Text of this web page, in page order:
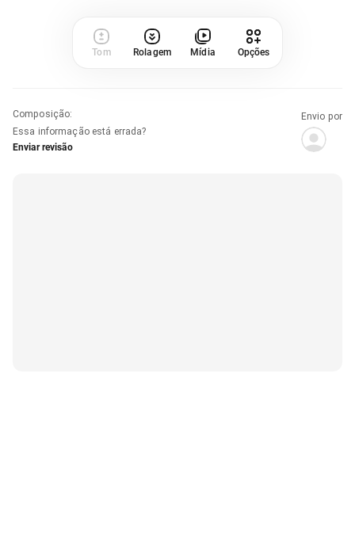
Tom Rolagem Mídia Opções
Composição:
Essa informação está errada?
Enviar revisão
Envio por